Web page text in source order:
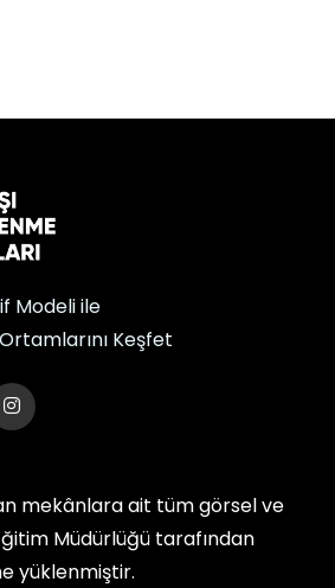
Modeli ile
Keşfet
mekânlara ait tüm görsel ve
Müdürlüğü tarafından
yüklenmiştir.